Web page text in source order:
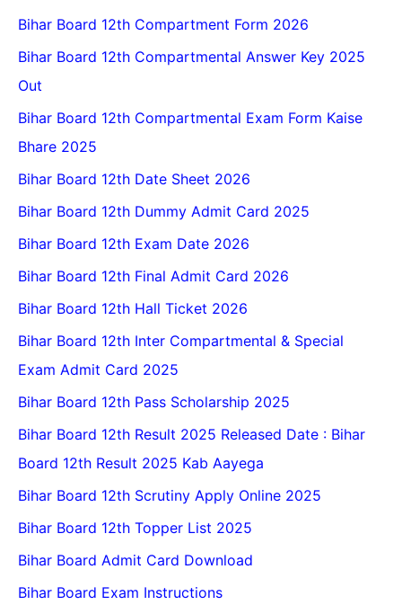
Bihar Board 12th Compartment Form 2026
Bihar Board 12th Compartmental Answer Key 2025
Out
Bihar Board 12th Compartmental Exam Form Kaise
Bhare 2025
Bihar Board 12th Date Sheet 2026
Bihar Board 12th Dummy Admit Card 2025
Bihar Board 12th Exam Date 2026
Bihar Board 12th Final Admit Card 2026
Bihar Board 12th Hall Ticket 2026
Bihar Board 12th Inter Compartmental & Special
Exam Admit Card 2025
Bihar Board 12th Pass Scholarship 2025
Bihar Board 12th Result 2025 Released Date : Bihar
Board 12th Result 2025 Kab Aayega
Bihar Board 12th Scrutiny Apply Online 2025
Bihar Board 12th Topper List 2025
Bihar Board Admit Card Download
Bihar Board Exam Instructions